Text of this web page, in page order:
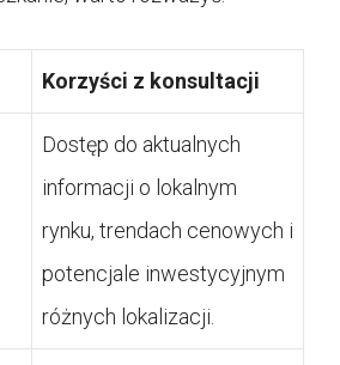
Korzyści z konsultacji
Dostęp do aktualnych
informacji o lokalnym
rynku, trendach cenowych i
potencjale inwestycyjnym
różnych lokalizacji.